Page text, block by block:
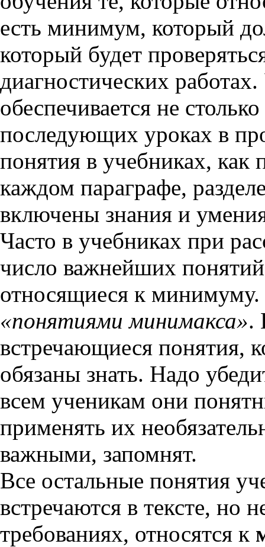
есть минимум, который
который будет
диагностических
обеспечивается не
последующих уроках в
понятия в учебниках,
каждом параграфе,
включены знания и
Часто в учебниках при
число важнейших
относящиеся к
«понятиями минимакса».
встречающиеся понятия,
обязаны знать. Надо
всем ученикам они
применять их
важными, запомнят.
Все остальные понятия
встречаются в тексте, но
требованиях, относятся к